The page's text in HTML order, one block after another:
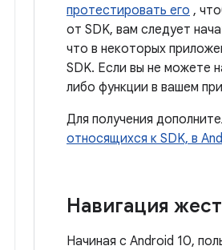
протестировать его ,
от SDK, вам следует
что в некоторых
SDK. Если вы не можете
либо функции в вашем
Для получения
относящихся к SDK, в
Навигация
Начиная с Android 10,